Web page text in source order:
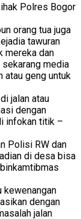
Polres Bogor
orang tua juga
tawuran
mereka dan
sekarang media
atau geng untuk
jalan atau
dengan
infokan titik –
Polisi RW dan
di desa bisa
kewenangan
dengan
jalan